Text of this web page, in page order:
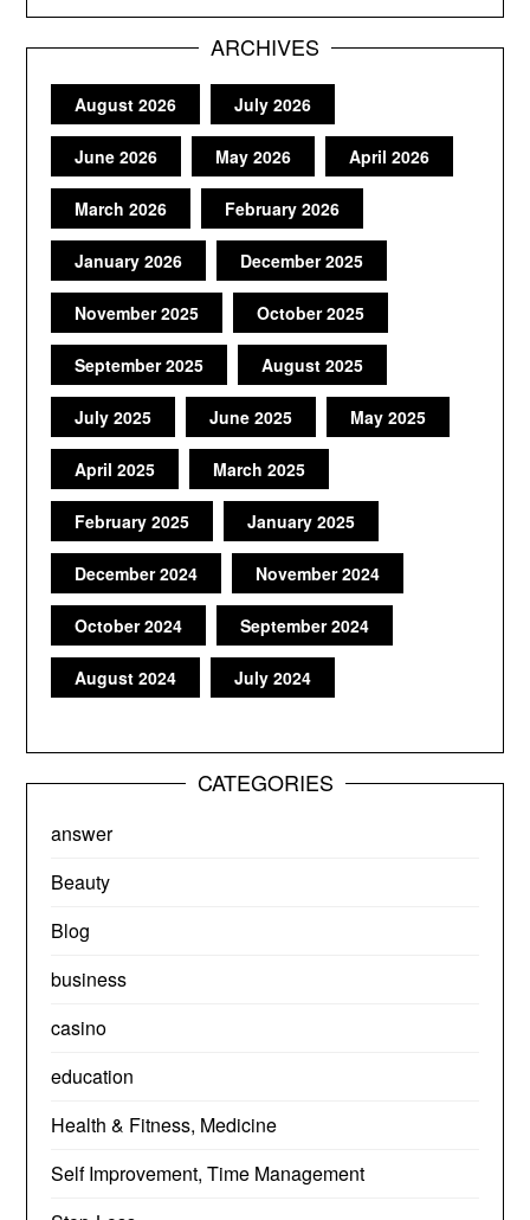
ARCHIVES
August 2026 July 2026
June 2026 May 2026 April 2026
March 2026 February 2026
January 2026 December 2025
November 2025 October 2025
September 2025 August 2025
July 2025 June 2025 May 2025
April 2025 March 2025
February 2025 January 2025
December 2024 November 2024
October 2024 September 2024
August 2024 July 2024
CATEGORIES
answer
Beauty
Blog
business
casino
education
Health & Fitness, Medicine
Self Improvement, Time Management